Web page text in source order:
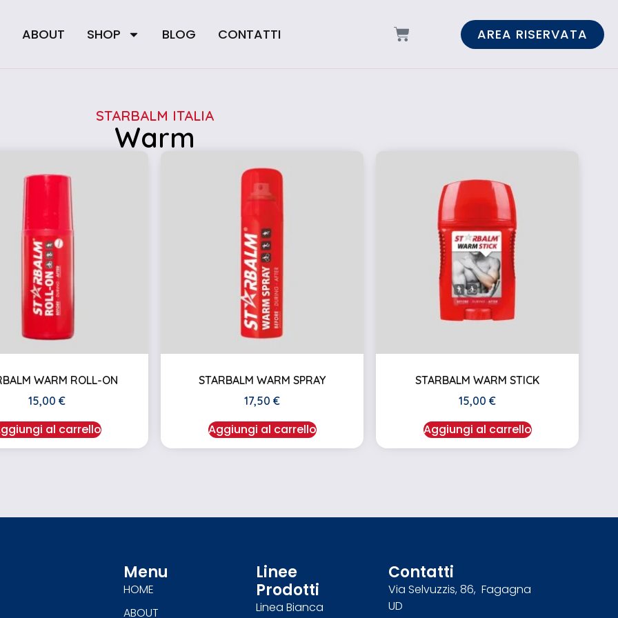
ABOUT SHOP BLOG CONTATTI AREA RISERVATA
STARBALM ITALIA
Warm
WARM ROLL-ON
15,00 €
al carrello
STARBALM WARM SPRAY
17,50 €
Aggiungi al carrello
STARBALM WARM STICK
15,00 €
Aggiungi al carrello
Menu
HOME
ABOUT
Linee
Prodotti
Linea Bianca
Contatti
Via Selvuzzis, 86, Fagagna
UD